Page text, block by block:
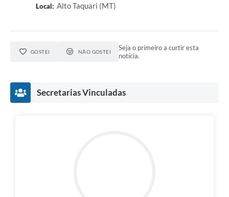
Local: Alto Taquari (MT)
GOSTEI NÃO GOSTEI
Seja o primeiro a curtir esta
notícia.
Secretarias Vinculadas